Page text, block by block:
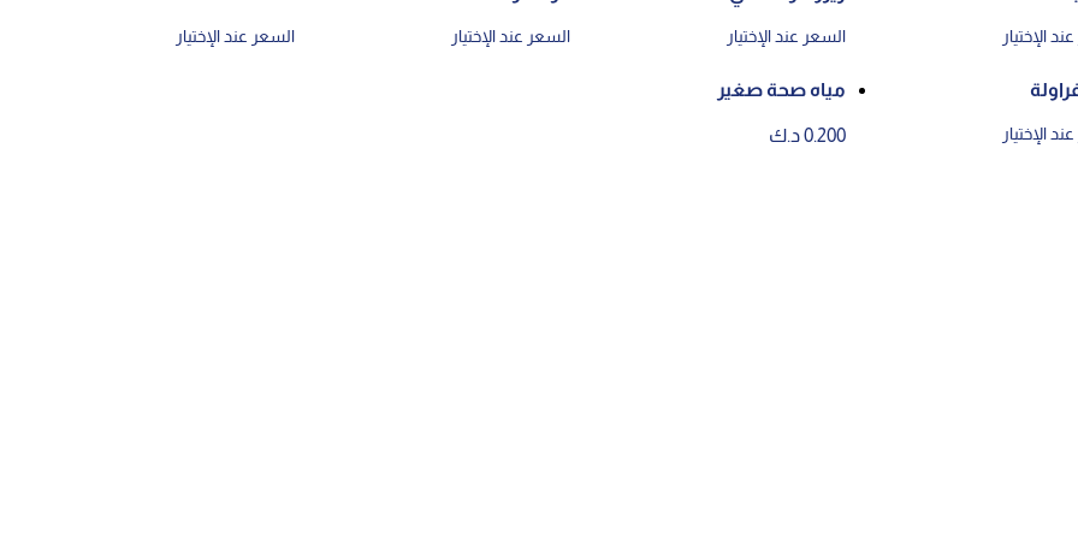
الإختيار السعر عند الإختيار السعر عند الإختيار السعر عند الإختيار
الإختيار
مياه صحة صغير
0.200 د.ك